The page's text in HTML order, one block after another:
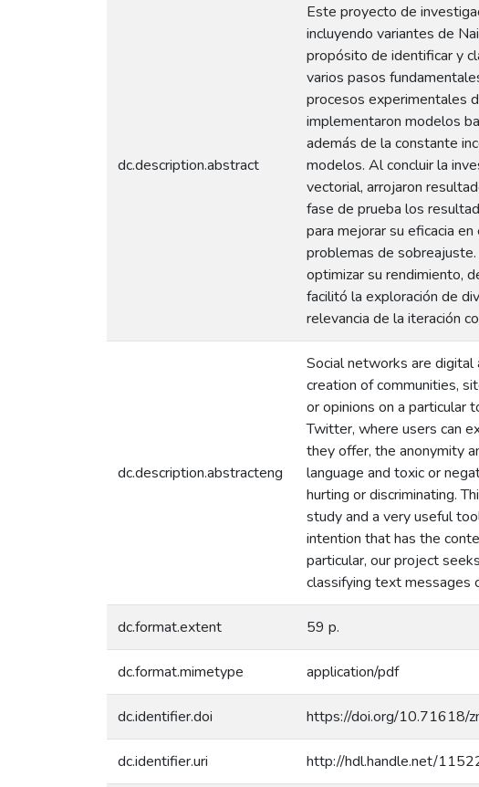
dc.description.abstract
Este proyecto de
incluyendo variantes de
propósito de identificar y
varios pasos
procesos experimentales
implementaron modelos
además de la constante
modelos. Al concluir la
vectorial, arrojaron
fase de prueba los
para mejorar su eficacia
problemas de
optimizar su rendimiento,
facilitó la exploración de
relevancia de la iteración
dc.description.abstracteng
Social networks are
creation of communities,
or opinions on a particular
Twitter, where users can
they offer, the anonymity
language and toxic or
hurting or discriminating.
study and a very useful
intention that has the
particular, our project
classifying text messages
dc.format.extent 59 p.
dc.format.mimetype application/pdf
dc.identifier.doi https://doi.org/10.71618/
dc.identifier.uri http://hdl.handle.net/